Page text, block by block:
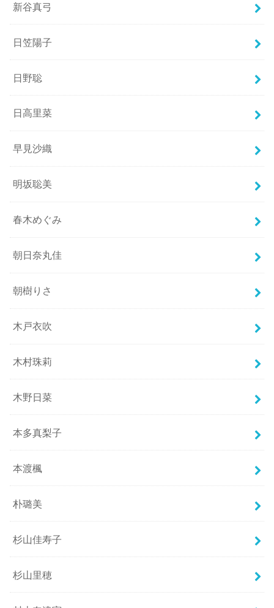
新谷真弓
日笠陽子
日野聡
日高里菜
早見沙織
明坂聡美
春木めぐみ
朝日奈丸佳
朝樹りさ
木戸衣吹
木村珠莉
木野日菜
本多真梨子
本渡楓
朴璐美
杉山佳寿子
杉山里穂